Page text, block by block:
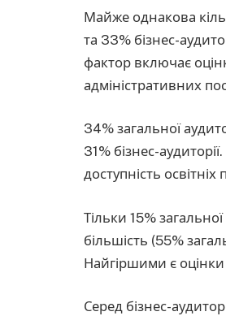
Майже однакова
та 33% бізнес-
фактор включає
адміністративних
34% загальної
31% бізнес-
доступність
Тільки 15%
більшість (55%
Найгіршими є оцінки
Серед бізнес-